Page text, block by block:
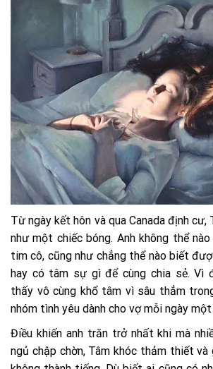
Từ ngày kết hôn và qua Canada định cư,
như một chiếc bóng. Anh không thể
tim cô, cũng như chẳng thể nào biết
hay có tâm sự gì để cùng chia sẻ. Vì
thấy vô cùng khổ tâm vì sâu thẳm
nhóm tình yêu dành cho vợ mỗi ngày một
Điều khiến anh trăn trở nhất khi mà
ngủ chập chờn, Tâm khóc thảm thiết